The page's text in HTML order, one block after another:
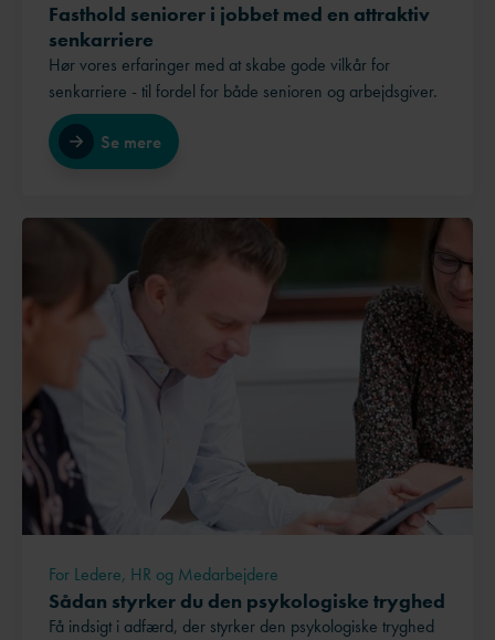
Fasthold seniorer i jobbet med en attraktiv
senkarriere
Hør vores erfaringer med at skabe gode vilkår for
senkarriere - til fordel for både senioren og arbejdsgiver.
Se mere
For Ledere, HR og Medarbejdere
Sådan styrker du den psykologiske tryghed
Få indsigt i adfærd, der styrker den psykologiske tryghed